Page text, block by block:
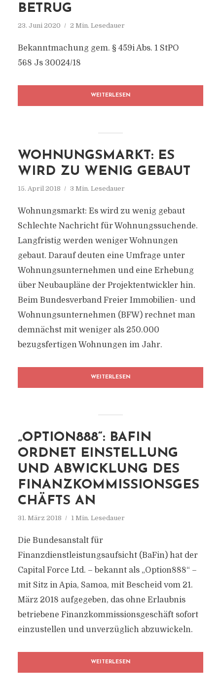
ETRUG
23. Juni 2020 2 Min. Lesedauer
Bekanntmachung gem. § 459i Abs. 1 StPO
568 Js 30024/18
WEITERLESEN
WOHNUNGSMARKT: ES
WIRD ZU WENIG GEBAUT
15. April 2018 3 Min. Lesedauer
Wohnungsmarkt: Es wird zu wenig gebaut
Schlechte Nachricht für Wohnungssuchende.
Langfristig werden weniger Wohnungen
gebaut. Darauf deuten eine Umfrage unter
Wohnungsunternehmen und eine Erhebung
über Neubaupläne der Projektentwickler hin.
Beim Bundesverband Freier Immobilien- und
Wohnungsunternehmen (BFW) rechnet man
demnächst mit weniger als 250.000
bezugsfertigen Wohnungen im Jahr.
WEITERLESEN
„OPTION888“: BAFIN
ORDNET EINSTELLUNG
UND ABWICKLUNG DES
FINANZKOMMISSIONSGES
CHÄFTS AN
31. März 2018 1 Min. Lesedauer
Die Bundesanstalt für
Finanzdienstleistungsaufsicht (BaFin) hat der
Capital Force Ltd. – bekannt als „Option888“ –
mit Sitz in Apia, Samoa, mit Bescheid vom 21.
März 2018 aufgegeben, das ohne Erlaubnis
betriebene Finanzkommissionsgeschäft sofort
einzustellen und unverzüglich abzuwickeln.
WEITERLESEN